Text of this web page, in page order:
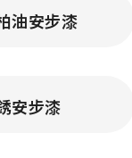
油安步漆
安步漆